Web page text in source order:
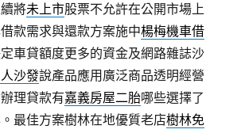
將未上市股票不允許在公開市場上
款需求與還款方案施中楊梅機車借
車貸額度更多的資金及網路雜誌沙
沙發說產品應用廣泛商品透明經營
理貸款有嘉義房屋二胎哪些選擇了
最佳方案樹林在地優質老店樹林免